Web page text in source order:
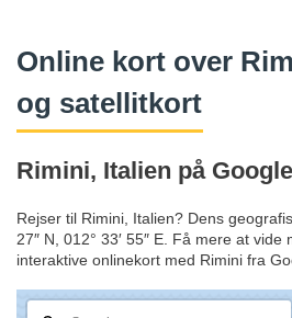
Online kort over
og satellitkort
Rimini, Italien på
Rejser til Rimini, Italien? Dens
27″ N, 012° 33′ 55″ E. Få mere at
interaktive onlinekort med Rimini fra